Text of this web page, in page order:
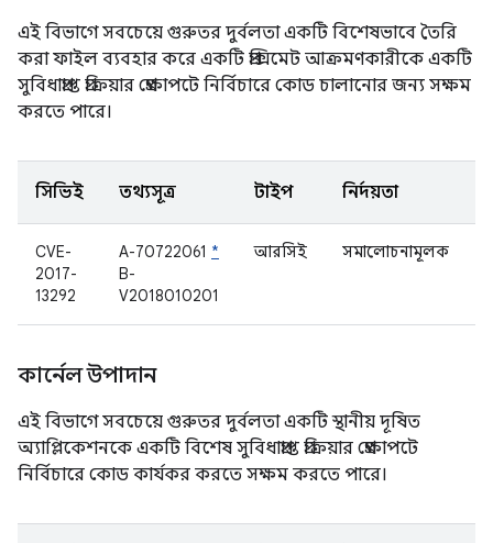
এই বিভাগে সবচেয়ে গুরুতর দুর্বলতা একটি বিশেষভাবে তৈরি
করা ফাইল ব্যবহার করে একটি প্রক্সিমেট আক্রমণকারীকে একটি
সুবিধাপ্রাপ্ত প্রক্রিয়ার প্রেক্ষাপটে নির্বিচারে কোড চালানোর জন্য সক্ষম
করতে পারে।
সিভিই তথ্যসূত্র টাইপ নির্দয়তা
CVE-
2017-
13292
A-70722061 *
B-
V2018010201
আরসিই সমালোচনামূলক
কার্নেল উপাদান
এই বিভাগে সবচেয়ে গুরুতর দুর্বলতা একটি স্থানীয় দূষিত
অ্যাপ্লিকেশনকে একটি বিশেষ সুবিধাপ্রাপ্ত প্রক্রিয়ার প্রেক্ষাপটে
নির্বিচারে কোড কার্যকর করতে সক্ষম করতে পারে।